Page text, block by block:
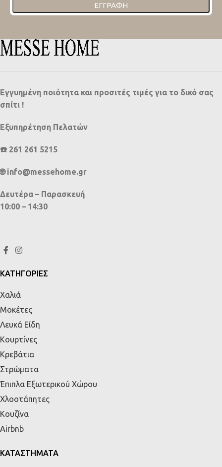
ΕΓΓΡΑΦΉ
Εγγυημένη ποιότητα και προσιτές τιμές για το δικό σας
σπίτι !
Εξυπηρέτηση Πελατών
☎️ 261 261 5215
🌐 info@messehome.gr
Δευτέρα – Παρασκευή
10:00 – 14:30
ΚΑΤΗΓΟΡΙΕΣ
Χαλιά
Μοκέτες
Λευκά Είδη
Κουρτίνες
Κρεβάτια
Στρώματα
Έπιπλα Εξωτερικού Χώρου
Χλοοτάπητες
Κουζίνα
Airbnb
ΚΑΤΑΣΤΗΜΑΤΑ